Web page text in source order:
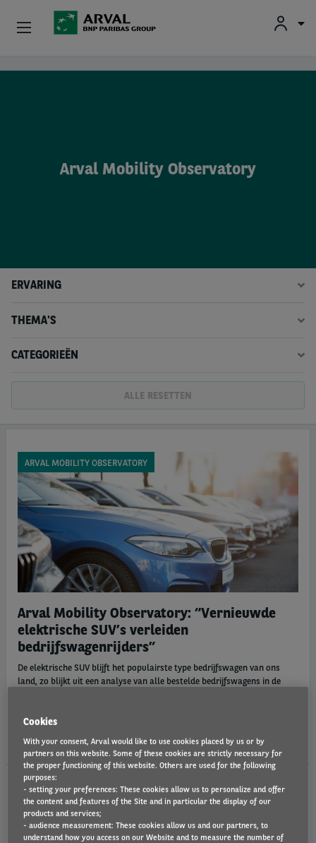
Arval Mobility Observatory
ERVARING
THEMA'S
CATEGORIEËN
ALLE RESETTEN
ARVAL MOBILITY OBSERVATORY
Arval Mobility Observatory: “Vernieuwde
elektrische SUV’s verleiden
bedrijfswagenrijders”
De elektrische SUV blijft het populairste type bedrijfswagen van ons
land, zo blijkt uit een analyse van alle bestelde bedrijfswagens in de
ARVAL MOBILITY OBSERVATORY
Particulieren
Tweedehands Wagens
Cookies
With your consent, Arval would like to use cookies placed by us or by
partners on this website. Some of these cookies are strictly necessary for
the proper functioning of this website. Others are used for the following
purposes:
- setting your preferences: These cookies allow us to personalize and offer
the content and features of the Site and in particular the display of our
products and services;
- audience measurement: These cookies allow us and our partners, to
understand how you access on our Website and to measure the number of